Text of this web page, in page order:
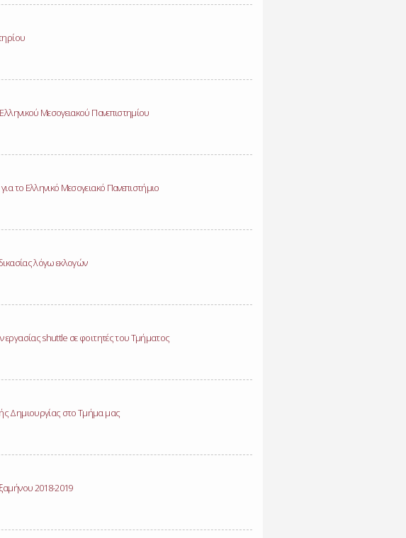
Μεσογειακού Πανεπιστημίου
το Ελληνικό Μεσογειακό Πανεπιστήμιο
λόγω εκλογών
shuttle σε φοιτητές του Τμήματος
Δημιουργίας στο Τμήμα μας
2018-2019